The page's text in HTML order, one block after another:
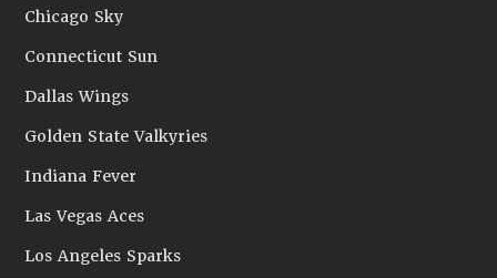
Chicago Sky
Connecticut Sun
Dallas Wings
Golden State Valkyries
Indiana Fever
Las Vegas Aces
Los Angeles Sparks